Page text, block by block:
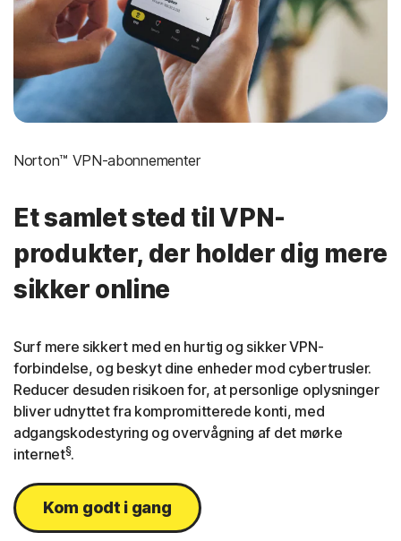
Norton™ VPN-abonnementer
Et samlet sted til VPN-
produkter, der holder dig mere
sikker online
Surf mere sikkert med en hurtig og sikker VPN-
forbindelse, og beskyt dine enheder mod cybertrusler.
Reducer desuden risikoen for, at personlige oplysninger
bliver udnyttet fra kompromitterede konti, med
adgangskodestyring og overvågning af det mørke
internet§.
Kom godt i gang